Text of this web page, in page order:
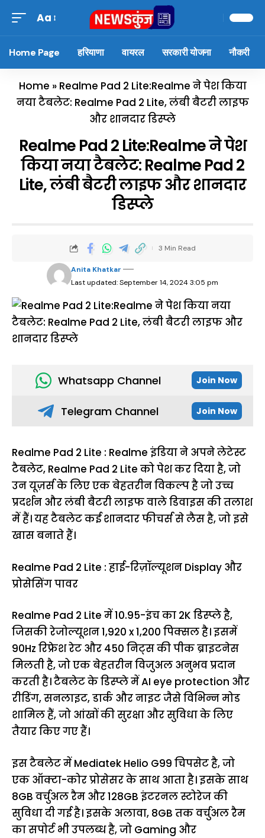
Aa
Home Page हरियाणा वायरल सरकारी योजना नौकरी
Home » Realme Pad 2 Lite:Realme ने पेश किया
नया टैबलेट: Realme Pad 2 Lite, लंबी बैटरी लाइफ
और शानदार डिस्प्ले
Realme Pad 2 Lite:Realme ने पेश
किया नया टैबलेट: Realme Pad 2
Lite, लंबी बैटरी लाइफ और शानदार
डिस्प्ले
Last updated: September 14, 2024 3:05 pm
Anita Khatkar
3 Min Read
Whatsapp Channel Join Now
Telegram Channel Join Now
Realme Pad 2 Lite : Realme इंडिया ने अपने लेटेस्ट
टैबलेट, Realme Pad 2 Lite को पेश कर दिया है, जो
उन यूज़र्स के लिए एक बेहतरीन विकल्प है जो उच्च
प्रदर्शन और लंबी बैटरी लाइफ वाले डिवाइस की तलाश
में हैं। यह टैबलेट कई शानदार फीचर्स से लैस है, जो इसे
खास बनाते हैं।
Realme Pad 2 Lite : हाई-रिज़ॉल्यूशन Display और
प्रोसेसिंग पावर
Realme Pad 2 Lite में 10.95-इंच का 2K डिस्प्ले है,
जिसकी रेजोल्यूशन 1,920 x 1,200 पिक्सल है। इसमें
90Hz रिफ्रेश रेट और 450 निट्स की पीक ब्राइटनेस
मिलती है, जो एक बेहतरीन विजुअल अनुभव प्रदान
करती है। टैबलेट के डिस्प्ले में AI eye protection और
रीडिंग, सनलाइट, डार्क और नाइट जैसे विभिन्न मोड
शामिल हैं, जो आंखों की सुरक्षा और सुविधा के लिए
तैयार किए गए हैं।
इस टैबलेट में Mediatek Helio G99 चिपसेट है, जो
एक ऑक्टा-कोर प्रोसेसर के साथ आता है। इसके साथ
8GB वर्चुअल रैम और 128GB इंटरनल स्टोरेज की
सुविधा दी गई है। इसके अलावा, 8GB तक वर्चुअल रैम
का सपोर्ट भी उपलब्ध है, जो Gaming और